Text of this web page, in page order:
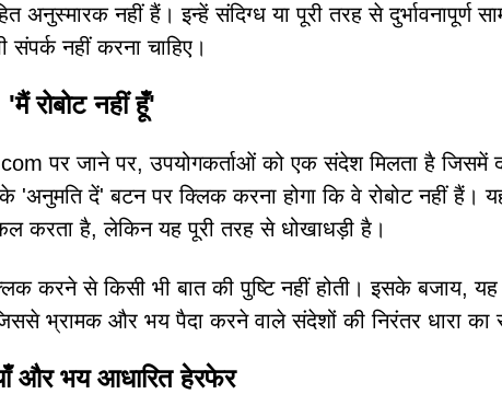
अनुस्मारक नहीं हैं। इन्हें संदिग्ध या पूरी तरह से दुर्भावनापूर्ण
नहीं करना चाहिए।
रोबोट नहीं हूँ'
पर जाने पर, उपयोगकर्ताओं को एक संदेश मिलता है जिसमें
'अनुमति दें' बटन पर क्लिक करना होगा कि वे रोबोट नहीं हैं।
करता है, लेकिन यह पूरी तरह से धोखाधड़ी है।
करने से किसी भी बात की पुष्टि नहीं होती। इसके बजाय,
भ्रामक और भय पैदा करने वाले संदेशों की निरंतर धारा का
और भय आधारित हेरफेर